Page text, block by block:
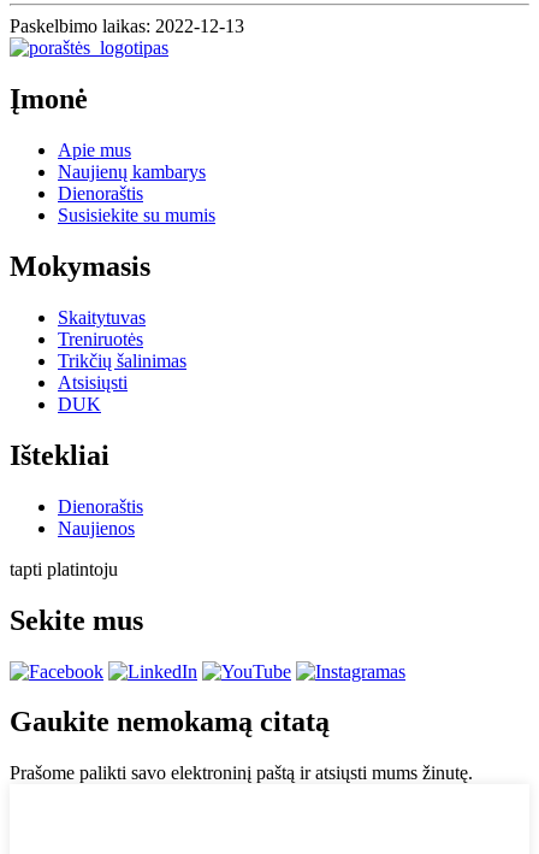
Paskelbimo laikas: 2022-12-13
Įmonė
Apie mus
Naujienų kambarys
Dienoraštis
Susisiekite su mumis
Mokymasis
Skaitytuvas
Treniruotės
Trikčių šalinimas
Atsisiųsti
DUK
Ištekliai
Dienoraštis
Naujienos
tapti platintoju
Sekite mus
Gaukite nemokamą citatą
Prašome palikti savo elektroninį paštą ir atsiųsti mums žinutę.